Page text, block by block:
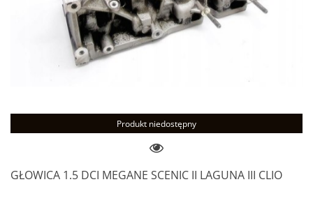
Produkt niedostępny
GŁOWICA 1.5 DCI MEGANE SCENIC II LAGUNA III CLIO